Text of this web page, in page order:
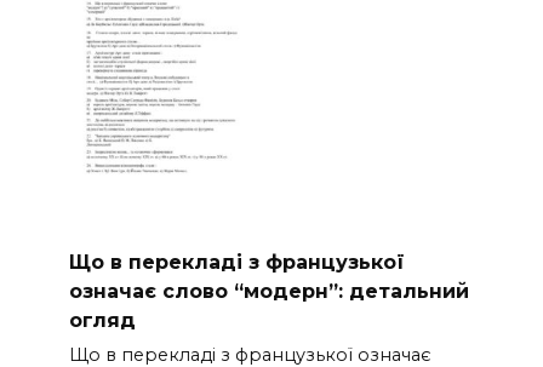
Що в перекладі з французької
означає слово “модерн”: детальний
огляд
Що в перекладі з французької означає